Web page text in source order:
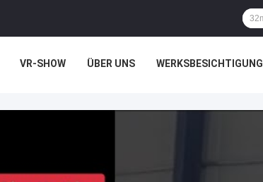
VR-SHOW ÜBER UNS WERKSBESICHTIGUNG